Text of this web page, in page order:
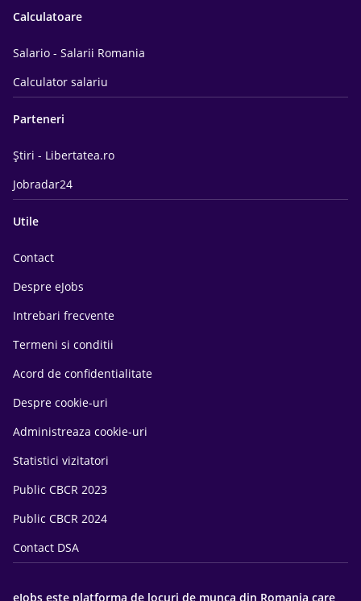
Calculatoare
Salario - Salarii Romania
Calculator salariu
Parteneri
Știri - Libertatea.ro
Jobradar24
Utile
Contact
Despre eJobs
Intrebari frecvente
Termeni si conditii
Acord de confidentialitate
Despre cookie-uri
Administreaza cookie-uri
Statistici vizitatori
Public CBCR 2023
Public CBCR 2024
Contact DSA
eJobs este platforma de locuri de munca din Romania care